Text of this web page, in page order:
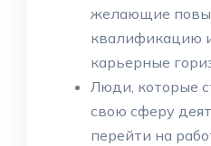
желающие
квалификацию
карьерные
Люди, которые
свою сферу
перейти на